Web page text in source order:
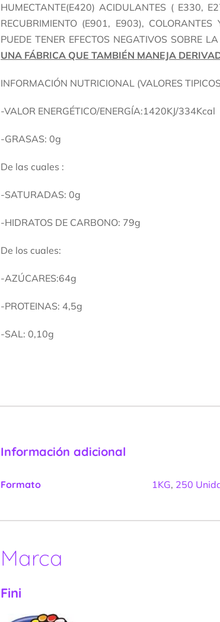
HUMECTANTE(E420) ACIDULANTES ( E330,
RECUBRIMIENTO (E901, E903),
PUEDE TENER EFECTOS NEGATIVOS SOBRE
UNA FÁBRICA QUE TAMBIÉN MANEJA
INFORMACIÓN NUTRICIONAL (VALORES
-VALOR ENERGÉTICO/ENERGÍA:1420KJ/334Kcal
-GRASAS: 0g
De las cuales :
-SATURADAS: 0g
-HIDRATOS DE CARBONO: 79g
De los cuales:
-AZÚCARES:64g
-PROTEINAS: 4,5g
-SAL: 0,10g
Información adicional
Formato 1KG, 250
Marca
Fini